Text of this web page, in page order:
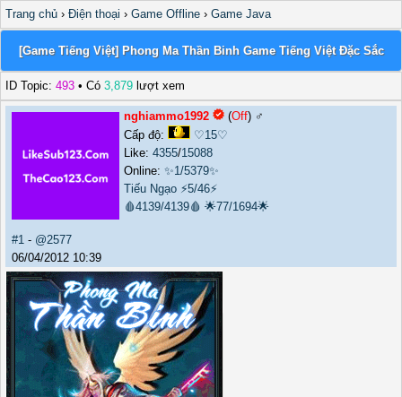
Trang chủ › Điện thoại › Game Offline › Game Java
[Game Tiếng Việt] Phong Ma Thần Binh Game Tiếng Việt Đặc Sắc
ID Topic: 493 • Có 3,879 lượt xem
nghiammo1992 (Off) ♂️
Cấp độ:
♡15♡
Like: 4355/15088
Online: ✨1/5379✨
Tiếu Ngạo ⚡5/46⚡
🩸4139/4139🩸 🌟77/1694🌟
#1 - @2577
06/04/2012 10:39